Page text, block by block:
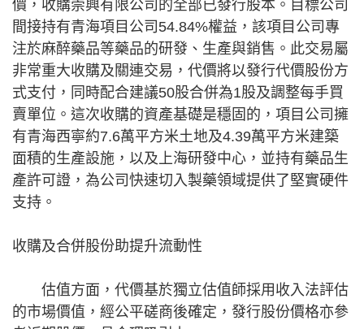
價，收購崇興有限公司的全部已發行股本。目標公司
間接持有青海項目公司54.84%權益，該項目公司專
注於麻醉藥品等藥品的研發、生產與銷售。此交易屬
非常重大收購及關連交易，代價將以發行代價股份方
式支付，同時配合建議50股合併為1股及調整每手買
賣單位。這次收購的資產基礎是穩固的，項目公司擁
有青海西寧約7.6萬平方米土地及4.39萬平方米建築
面積的生產設施，以及上海研發中心，並持有藥品生
產許可證，為公司快速切入製藥領域提供了堅實硬件
支持。
收購及合併股份助提升流動性
估值方面，代價基於獨立估值師採用收入法評估
的市場價值，經公平磋商後確定，發行股份價格亦參